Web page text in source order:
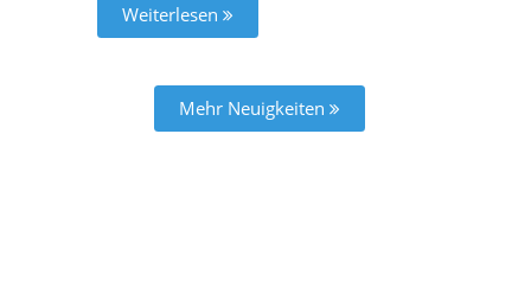
Weiterlesen
Mehr Neuigkeiten